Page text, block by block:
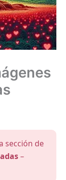
sección de
–